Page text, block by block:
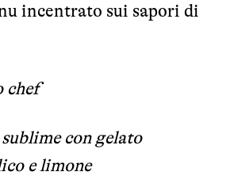
incentrato sui sapori di
chef
con gelato
e limone